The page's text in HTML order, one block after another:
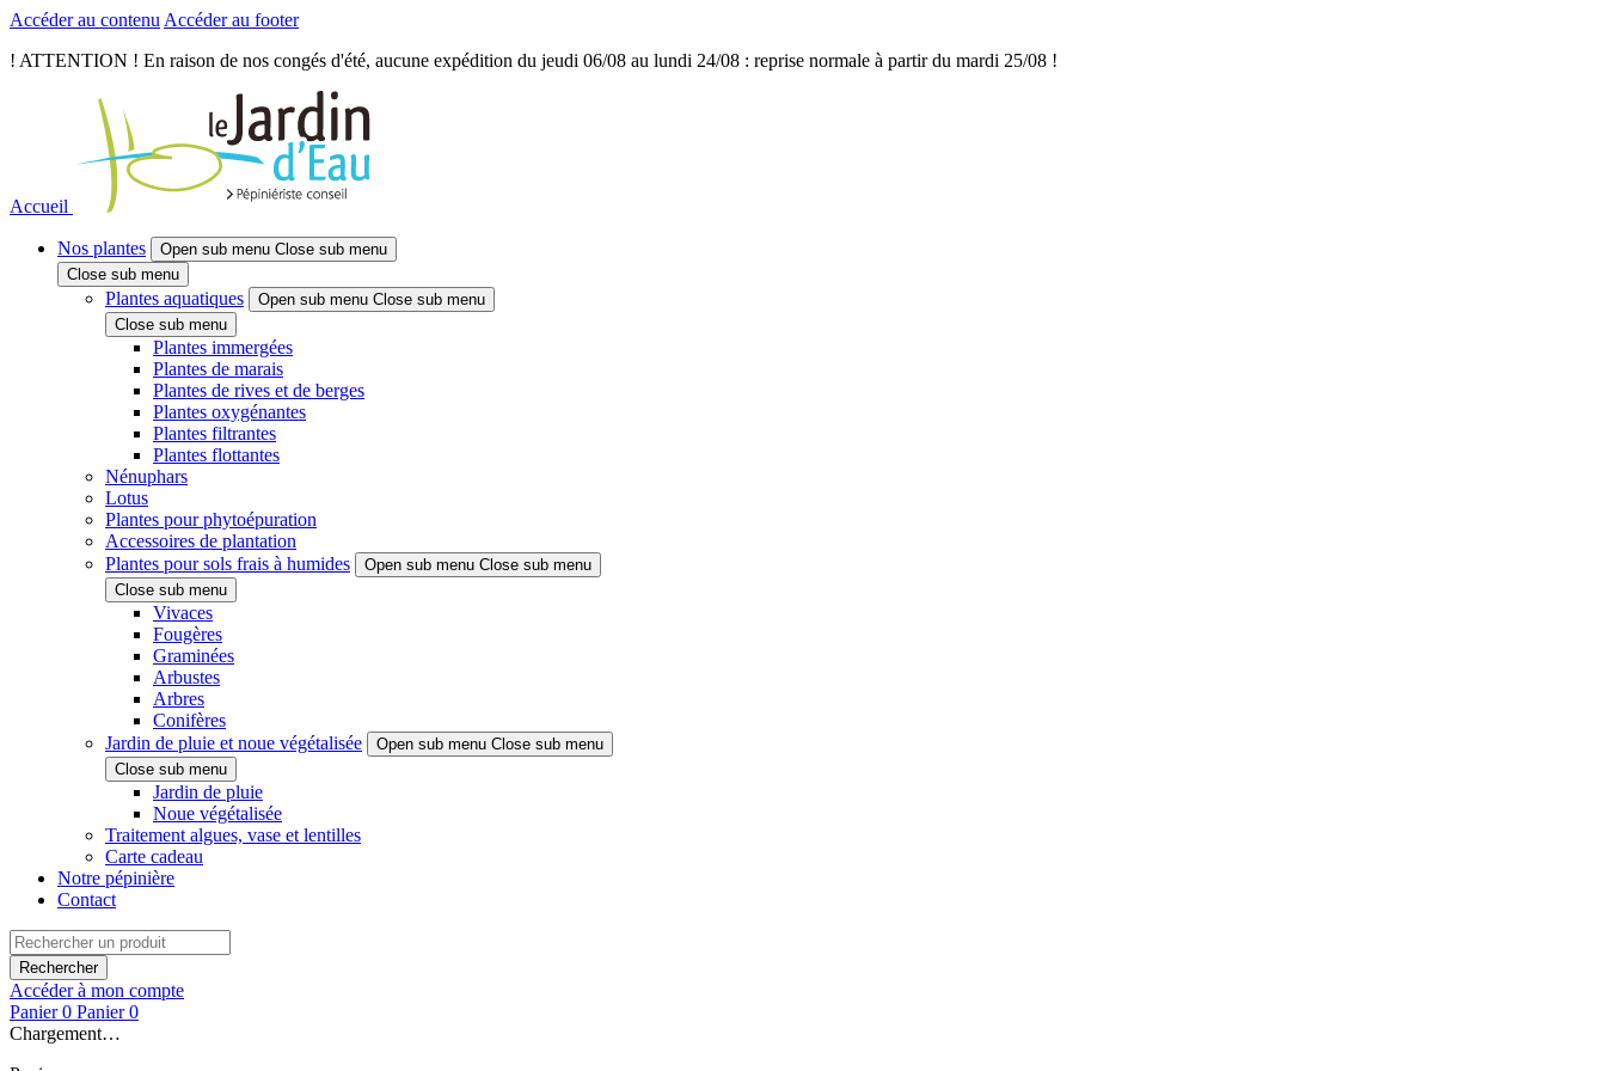
Accéder au contenu Accéder au footer
! ATTENTION ! En raison de nos congés d'été, aucune expédition du jeudi 06/08 au lundi 24/08 : reprise normale à partir du mardi 25/08 !
Accueil
Nos plantes Open sub menu Close sub menu
Close sub menu
Plantes aquatiques Open sub menu Close sub menu
Close sub menu
Plantes immergées
Plantes de marais
Plantes de rives et de berges
Plantes oxygénantes
Plantes filtrantes
Plantes flottantes
Nénuphars
Lotus
Plantes pour phytoépuration
Accessoires de plantation
Plantes pour sols frais à humides
Open sub menu Close sub menu
Close sub menu
Vivaces
Fougères
Graminées
Arbustes
Arbres
Conifères
Jardin de pluie et noue végétalisée
Open sub menu Close sub menu
Close sub menu
Jardin de pluie
Noue végétalisée
Traitement algues, vase et lentilles
Carte cadeau
Notre pépinière
Contact
Rechercher
Accéder à mon compte
Panier 0 Panier 0
Chargement…